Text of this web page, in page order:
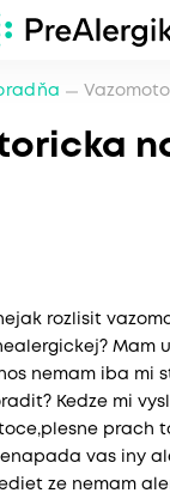
rozlisit
Mam
nemam iba mi
Kedze mi
prach
vas iny
ze nemam